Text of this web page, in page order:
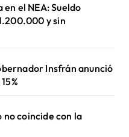
el NEA: Sueldo
y sin
Insfrán anunció
coincide con la